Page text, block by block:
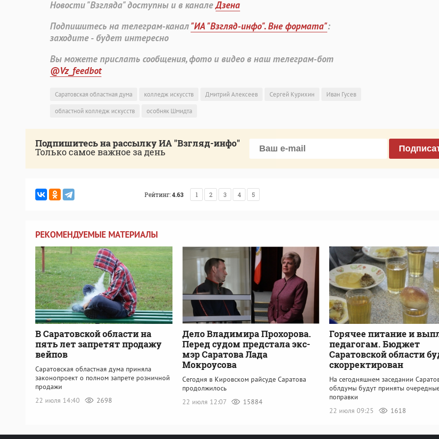
Новости "Взгляда" доступны и в каналеДзена
Подпишитесь на телеграм-канал"ИА "Взгляд-инфо". Вне формата":
заходите - будет интересно
Вы можете прислать сообщения, фото и видео в наш телеграм-бот
@Vz_feedbot
Саратовская областная дума колледж искусств Дмитрий Алексеев Сергей Курихин
Иван Гусев
областной колледж искусств
особняк Шмидта
Подпишитесь на рассылку ИА "Взгляд-инфо"
Только самое важное за день
Рейтинг:4.63 1 2 3 4 5
РЕКОМЕНДУЕМЫЕ МАТЕРИАЛЫ
В Саратовской области на
пять лет запретят продажу
вейпов
Саратовская областная дума приняла
законопроект о полном запрете розничной
продажи
22 июля 14:40
2698
Дело Владимира Прохорова.
Перед судом предстала экс-
мэр Саратова Лада
Мокроусова
Сегодня в Кировском райсуде Саратова
продолжилось
22 июля 12:07
15884
Горячее питание и
педагогам. Бюджет
Саратовской области
скорректирован
На сегодняшнем заседании
облдумы будут приняты
поправки
22 июля 09:25
1618